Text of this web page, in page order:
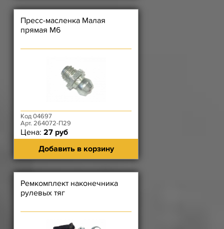
Пресс-масленка Малая
прямая М6
Код 04697
Арт. 264072-П29
Цена: 27 руб
Добавить в корзину
Ремкомплект наконечника
рулевых тяг